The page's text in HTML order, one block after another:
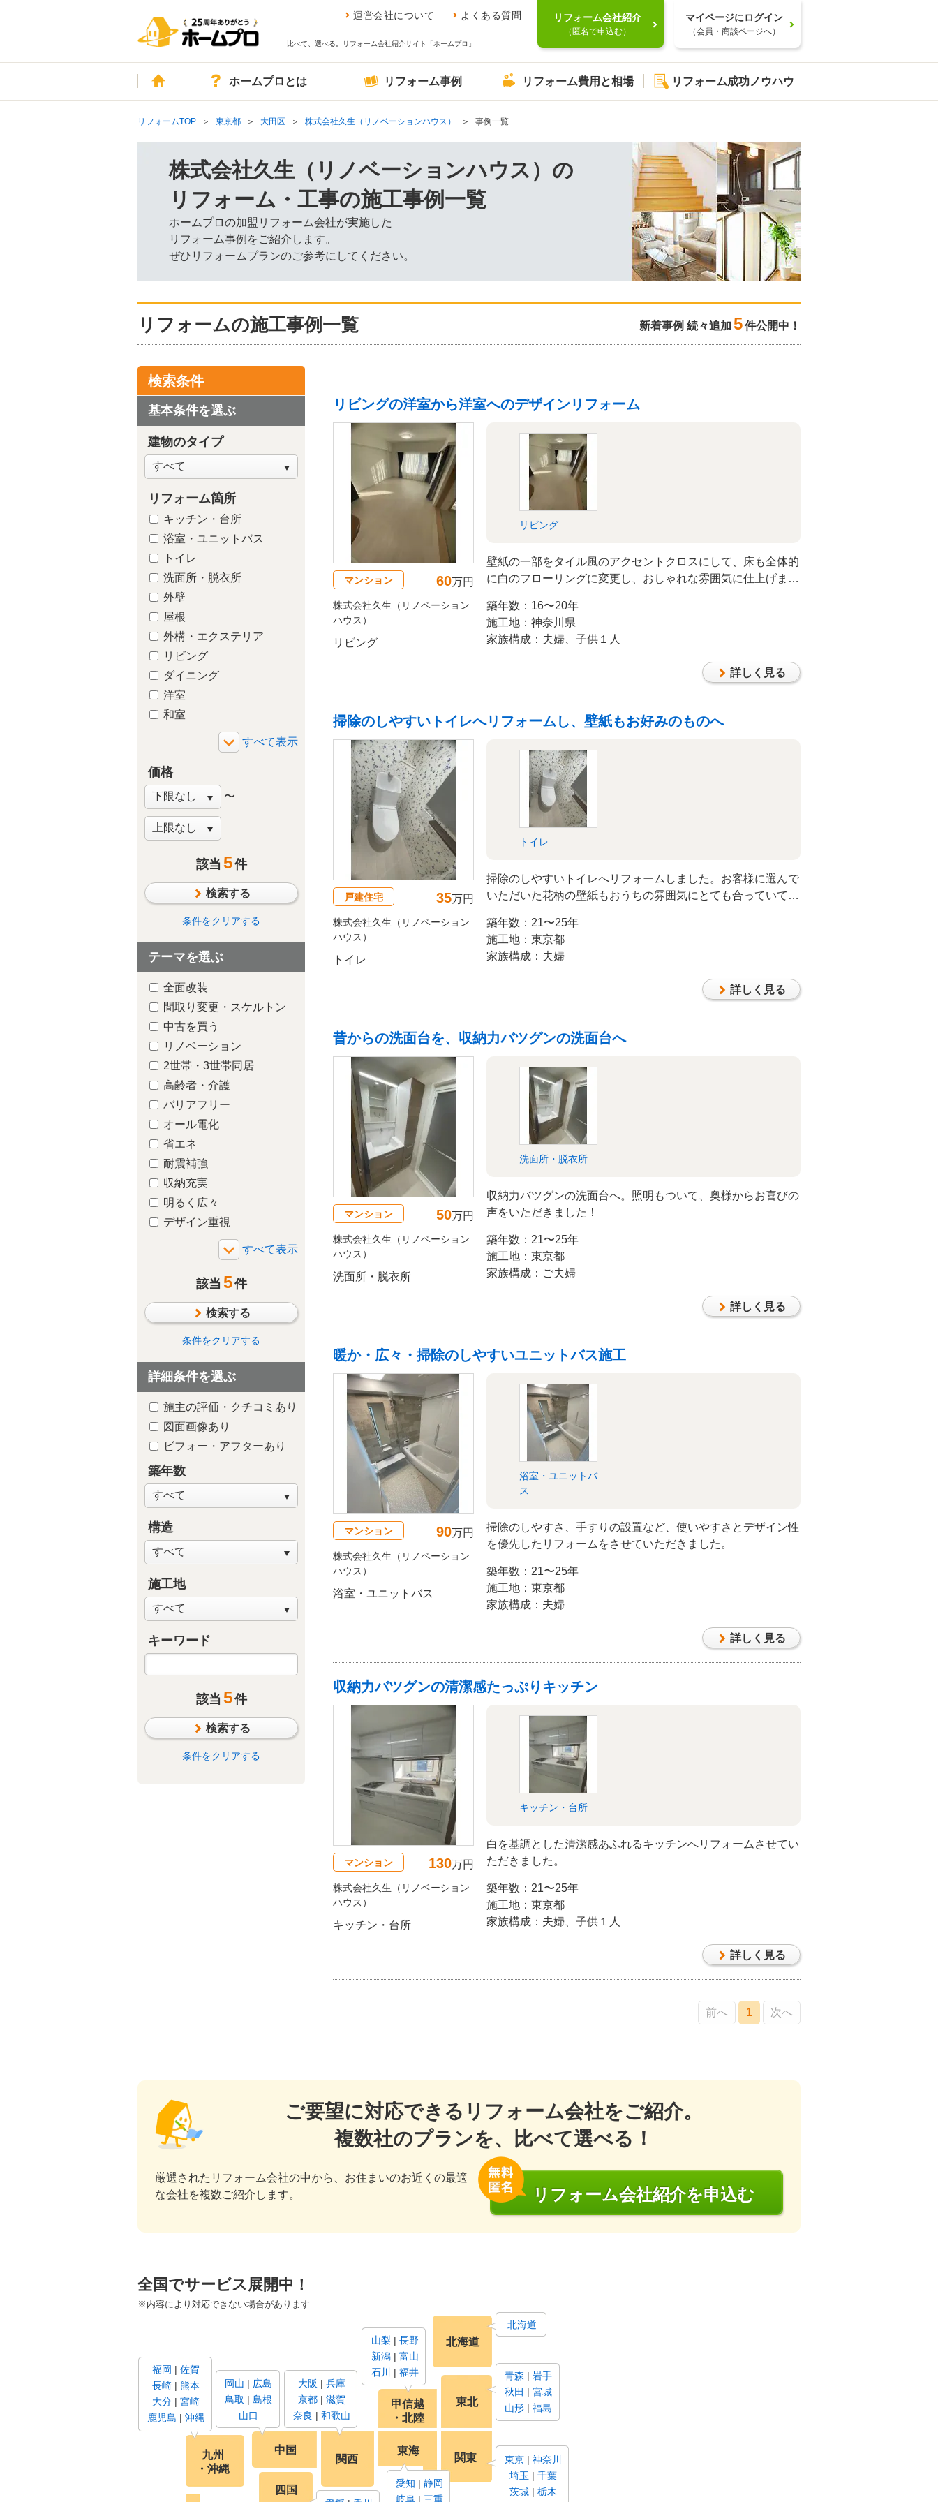
運営会社について よくある質問
比べて、選べる。リフォーム会社紹介サイト「ホームプロ」
リフォーム会社紹介
（匿名で申込む）
マイページにログイン
（会員・商談ページへ）
ホームホームプロとは リフォーム事例 リフォーム費用と相場 リフォーム成功ノウハウ
リフォームTOP 東京都 大田区 株式会社久生（リノベーションハウス） 事例一覧
株式会社久生（リノベーションハウス）の
リフォーム・工事の施工事例一覧
ホームプロの加盟リフォーム会社が実施した
リフォーム事例をご紹介します。
ぜひリフォームプランのご参考にしてください。
リフォームの施工事例一覧 新着事例 続々追加 5件公開中！
検索条件
基本条件を選ぶ
建物のタイプ
リフォーム箇所
キッチン・台所
浴室・ユニットバス
トイレ
洗面所・脱衣所
外壁
屋根
外構・エクステリア
リビング
ダイニング
洋室
和室
バルコニー・ベランダ
庭・ガーデニング
階段
窓・サッシ
その他
価格
〜
該当 5件
検索する
条件をクリアする
テーマを選ぶ
全面改装
間取り変更・スケルトン
中古を買う
リノベーション
2世帯・3世帯同居
高齢者・介護
バリアフリー
オール電化
省エネ
耐震補強
収納充実
明るく広々
デザイン重視
増築・減築
断熱・気密
太陽光発電/太陽熱利用
シックハウス対策
防水・雨漏り対策
防犯対策
趣味や嗜好を中心に
該当 5件
検索する
条件をクリアする
詳細条件を選ぶ
施主の評価・クチコミあり
図面画像あり
ビフォー・アフターあり
築年数
構造
施工地
キーワード
該当 5件
検索する
条件をクリアする
リビングの洋室から洋室へのデザインリフォーム
マンション 60万円
株式会社久生（リノベーション
ハウス）
リビング
リビング
壁紙の一部をタイル風のアクセントクロスにして、床も全体的
に白のフローリングに変更し、おしゃれな雰囲気に仕上げまし
築年数：16〜20年
施工地：神奈川県
家族構成：夫婦、子供１人
詳しく見る
掃除のしやすいトイレへリフォームし、壁紙もお好みのものへ
戸建住宅 35万円
株式会社久生（リノベーション
ハウス）
トイレ
トイレ
掃除のしやすいトイレへリフォームしました。お客様に選んで
いただいた花柄の壁紙もおうちの雰囲気にとても合っていて素
築年数：21〜25年
施工地：東京都
家族構成：夫婦
詳しく見る
昔からの洗面台を、収納力バツグンの洗面台へ
マンション 50万円
株式会社久生（リノベーション
ハウス）
洗面所・脱衣所
洗面所・脱衣所
収納力バツグンの洗面台へ。照明もついて、奥様からお喜びの
声をいただきました！
築年数：21〜25年
施工地：東京都
家族構成：ご夫婦
詳しく見る
暖か・広々・掃除のしやすいユニットバス施工
マンション 90万円
株式会社久生（リノベーション
ハウス）
浴室・ユニットバス
浴室・ユニットバ
ス
掃除のしやすさ、手すりの設置など、使いやすさとデザイン性
を優先したリフォームをさせていただきました。
築年数：21〜25年
施工地：東京都
家族構成：夫婦
詳しく見る
収納力バツグンの清潔感たっぷりキッチン
マンション 130万円
株式会社久生（リノベーション
ハウス）
キッチン・台所
キッチン・台所
白を基調とした清潔感あふれるキッチンへリフォームさせてい
ただきました。
築年数：21〜25年
施工地：東京都
家族構成：夫婦、子供１人
詳しく見る
前へ 1 次へ
ご要望に対応できるリフォーム会社をご紹介。
複数社のプランを、比べて選べる！
厳選されたリフォーム会社の中から、お住まいのお近くの最適
な会社を複数ご紹介します。
リフォーム会社紹介を申込む
全国でサービス展開中！
※内容により対応できない場合があります
北海道
北海道
東北
青森
岩手
秋田
宮城
山形
福島
関東 東京
神奈川
埼玉
千葉
茨城
栃木
甲信越
・北陸
山梨
長野
新潟
富山
石川
福井
東海
愛知
静岡
岐阜
三重
関西
大阪
兵庫
京都
滋賀
奈良
和歌山
中国
岡山
広島
鳥取
島根
山口
四国
九州
・沖縄
福岡
佐賀
長崎
熊本
大分
宮崎
鹿児島
沖縄